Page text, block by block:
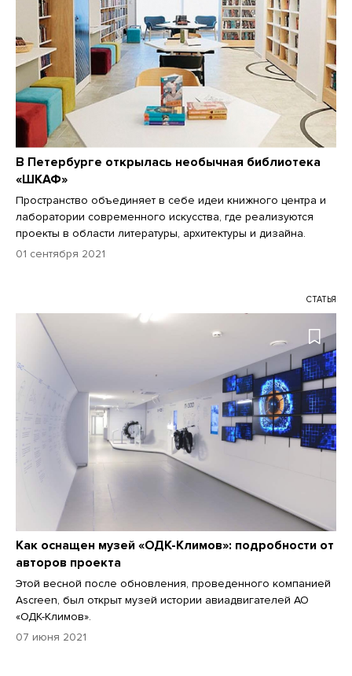
В Петербурге открылась необычная библиотека
«ШКАФ»
Пространство объединяет в себе идеи книжного центра и
лаборатории современного искусства, где реализуются
проекты в области литературы, архитектуры и дизайна.
01 сентября 2021
СТАТЬЯ
Как оснащен музей «ОДК-Климов»: подробности от
авторов проекта
Этой весной после обновления, проведенного компанией
Ascreen, был открыт музей истории авиадвигателей АО
«ОДК-Климов».
07 июня 2021